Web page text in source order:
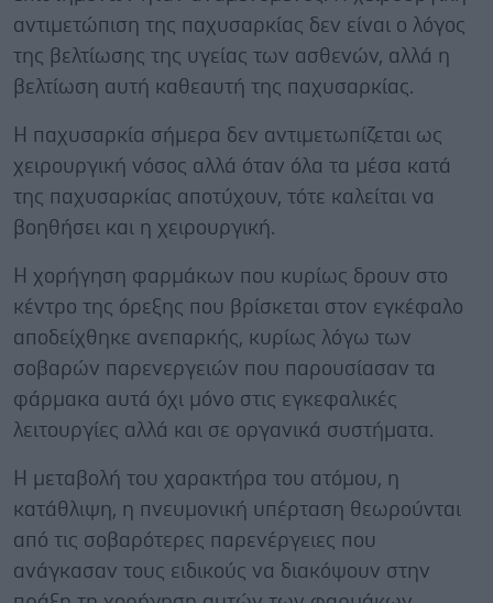
αντιμετώπιση της παχυσαρκίας δεν είναι ο λόγος
της βελτίωσης της υγείας των ασθενών, αλλά η
βελτίωση αυτή καθεαυτή της παχυσαρκίας.
Η παχυσαρκία σήμερα δεν αντιμετωπίζεται ως
χειρουργική νόσος αλλά όταν όλα τα μέσα κατά
της παχυσαρκίας αποτύχουν, τότε καλείται να
βοηθήσει και η χειρουργική.
Η χορήγηση φαρμάκων που κυρίως δρουν στο
κέντρο της όρεξης που βρίσκεται στον εγκέφαλο
αποδείχθηκε ανεπαρκής, κυρίως λόγω των
σοβαρών παρενεργειών που παρουσίασαν τα
φάρμακα αυτά όχι μόνο στις εγκεφαλικές
λειτουργίες αλλά και σε οργανικά συστήματα.
Η μεταβολή του χαρακτήρα του ατόμου, η
κατάθλιψη, η πνευμονική υπέρταση θεωρούνται
από τις σοβαρότερες παρενέργειες που
ανάγκασαν τους ειδικούς να διακόψουν στην